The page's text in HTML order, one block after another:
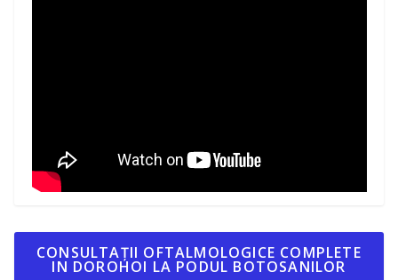
CONSULTAȚII OFTALMOLOGICE COMPLETE
IN DOROHOI LA PODUL BOTOSANILOR